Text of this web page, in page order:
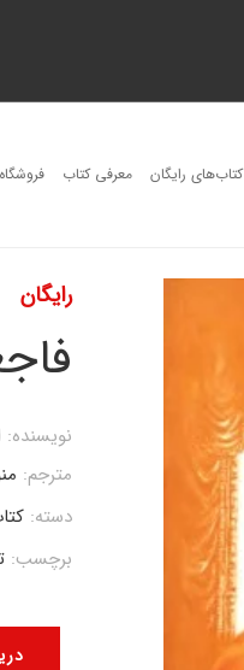
کتاب‌های رایگان معرفی کتاب فروشگاه
رایگان
نویسنده:
مترجم:
دسته:
برچسب: